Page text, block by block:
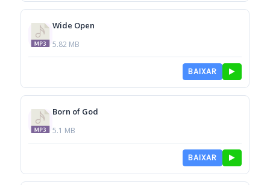
Wide Open
5.82 MB
BAIXAR
Born of God
5.1 MB
BAIXAR